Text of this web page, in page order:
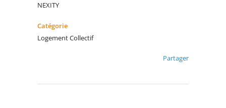
NEXITY
Catégorie
Logement Collectif
Partager